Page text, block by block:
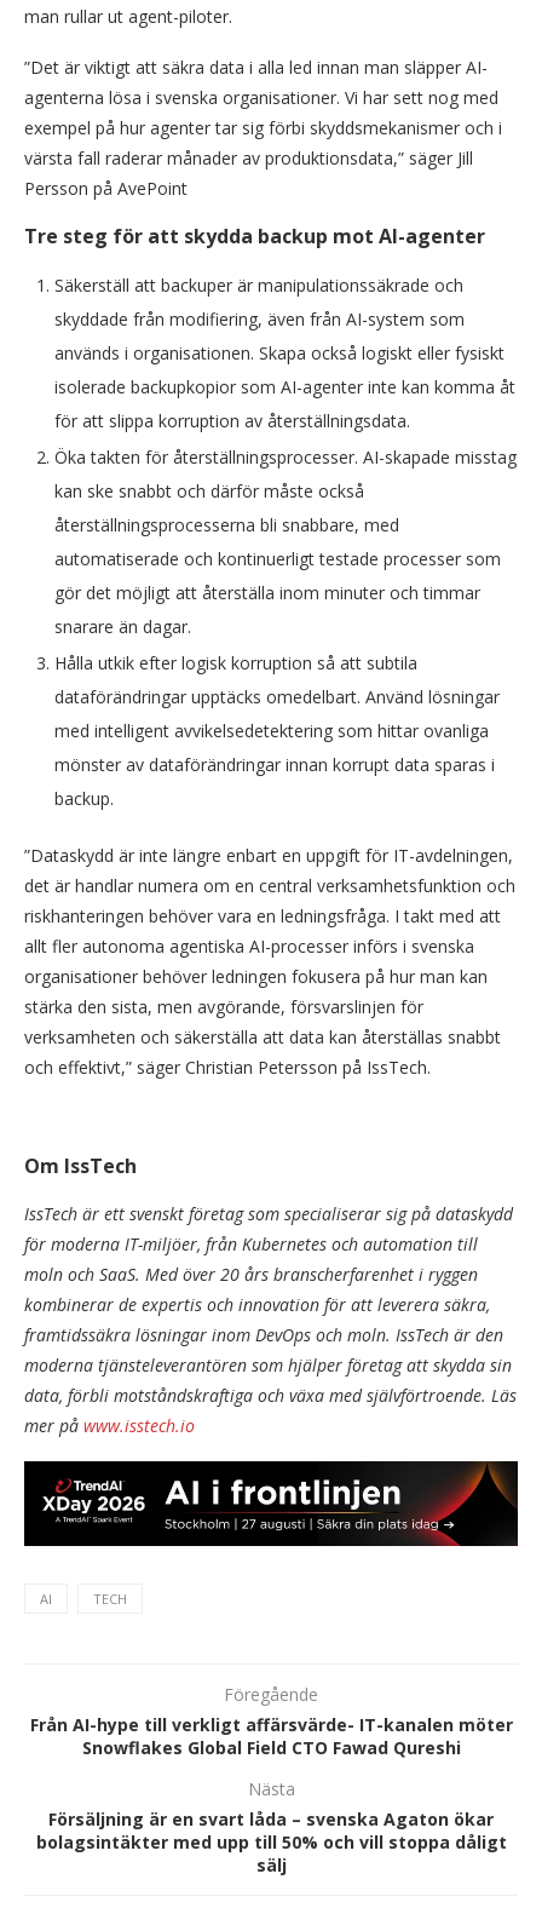
man rullar ut agent-piloter.
”Det är viktigt att säkra data i alla led innan man släpper AI-
agenterna lösa i svenska organisationer. Vi har sett nog med
exempel på hur agenter tar sig förbi skyddsmekanismer och i
värsta fall raderar månader av produktionsdata,” säger Jill
Persson på AvePoint
Tre steg för att skydda backup mot AI-agenter
Säkerställ att backuper är manipulationssäkrade och
skyddade från modifiering, även från AI-system som
används i organisationen. Skapa också logiskt eller fysiskt
isolerade backupkopior som AI-agenter inte kan komma åt
för att slippa korruption av återställningsdata.
Öka takten för återställningsprocesser. AI-skapade misstag
kan ske snabbt och därför måste också
återställningsprocesserna bli snabbare, med
automatiserade och kontinuerligt testade processer som
gör det möjligt att återställa inom minuter och timmar
snarare än dagar.
Hålla utkik efter logisk korruption så att subtila
dataförändringar upptäcks omedelbart. Använd lösningar
med intelligent avvikelsedetektering som hittar ovanliga
mönster av dataförändringar innan korrupt data sparas i
backup.
”Dataskydd är inte längre enbart en uppgift för IT-avdelningen,
det är handlar numera om en central verksamhetsfunktion och
riskhanteringen behöver vara en ledningsfråga. I takt med att
allt fler autonoma agentiska AI-processer införs i svenska
organisationer behöver ledningen fokusera på hur man kan
stärka den sista, men avgörande, försvarslinjen för
verksamheten och säkerställa att data kan återställas snabbt
och effektivt,” säger Christian Petersson på IssTech.
Om IssTech
IssTech är ett svenskt företag som specialiserar sig på dataskydd
för moderna IT-miljöer, från Kubernetes och automation till
moln och SaaS. Med över 20 års branscherfarenhet i ryggen
kombinerar de expertis och innovation för att leverera säkra,
framtidssäkra lösningar inom DevOps och moln. IssTech är den
moderna tjänsteleverantören som hjälper företag att skydda sin
data, förbli motståndskraftiga och växa med självförtroende. Läs
mer på www.isstech.io
AI TECH
Föregående
Från AI-hype till verkligt affärsvärde- IT-kanalen möter
Snowflakes Global Field CTO Fawad Qureshi
Nästa
Försäljning är en svart låda – svenska Agaton ökar
bolagsintäkter med upp till 50% och vill stoppa dåligt
sälj